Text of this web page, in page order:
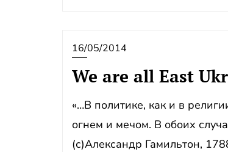
16/05/2014
We are all East
«…В политике, как и в
огнем и мечом. В обоих
(с)Александр Гамильтон,